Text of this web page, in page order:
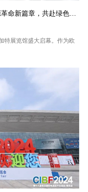
欧洲电池展丨泰同源闪耀登场，谋求能源革命新篇章，共赴绿色低碳之路
特展览馆盛大启幕。作为欧